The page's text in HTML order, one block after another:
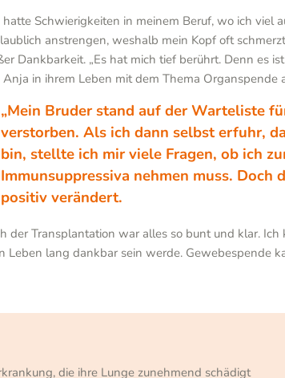
hatte Schwierigkeiten in meinem Beruf, wo ich viel
anstrengen, weshalb mein Kopf oft
Dankbarkeit. „Es hat mich tief berührt. Denn es
Anja in ihrem Leben mit dem Thema Organspende
„Mein Bruder stand auf der Warteliste
verstorben. Als ich dann selbst erfuhr,
bin, stellte ich mir viele Fragen, ob ich
Immunsuppressiva nehmen muss.
positiv verändert.
der Transplantation war alles so bunt und klar.
Leben lang dankbar sein werde. Gewebespende
die ihre Lunge zunehmend schädigt